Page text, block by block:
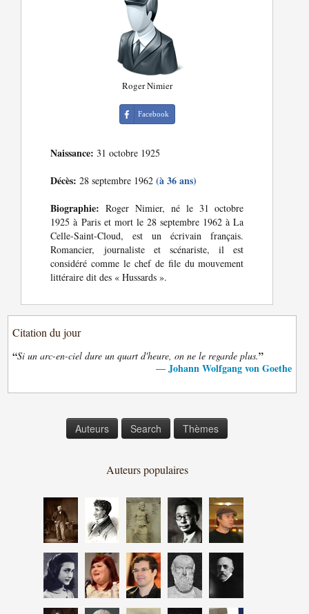
Roger Nimier
Facebook
Naissance: 31 octobre 1925
Décès: 28 septembre 1962(à 36 ans)
Biographie: Roger Nimier, né le 31 octobre
1925 à Paris et mort le 28 septembre 1962 à La
Celle-Saint-Cloud, est un écrivain français.
Romancier, journaliste et scénariste, il est
considéré comme le chef de file du mouvement
littéraire dit des « Hussards ».
Citation du jour
“Si un arc-en-ciel dure un quart d'heure, on ne le regarde plus.”
— Johann Wolfgang von Goethe
Auteurs Search Thèmes
Auteurs populaires